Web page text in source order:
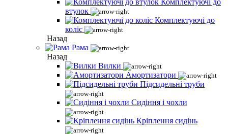
Комплектуючі до
втулок
Комплектуючі до
коліс
Назад
Рама
Назад
Вилки
Амортизатори
Підсидельні труби
Сидіння і чохли
Кріплення сидінь